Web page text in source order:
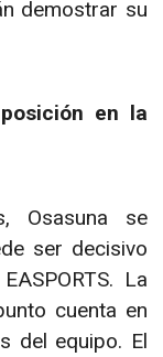
demostrar su
en la
Osasuna se
ser decisivo
La
cuenta en
del equipo. El